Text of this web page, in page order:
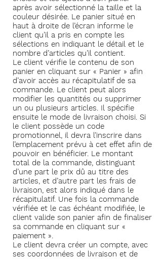
après avoir sélectionné la taille et la
couleur désirée. Le panier situé en
haut à droite de l’écran informe le
client qu’il a pris en compte les
sélections en indiquant le détail et le
nombre d’articles qu’il contient.
Le client vérifie le contenu de son
panier en cliquant sur « Panier » afin
d’avoir accès au récapitulatif de sa
commande. Le client peut alors
modifier les quantités ou supprimer
un ou plusieurs articles. Il spécifie
ensuite le mode de livraison choisi. Si
le client possède un code
promotionnel, il devra l’inscrire dans
l’emplacement prévu à cet effet afin de
pouvoir en bénéficier. Le montant
total de la commande, distinguant
d’une part le prix dû au titre des
articles, et d’autre part les frais de
livraison, est alors indiqué dans le
récapitulatif. Une fois la commande
vérifiée et le cas échéant modifiée, le
client valide son panier afin de finaliser
sa commande en cliquant sur «
paiement ».
Le client devra créer un compte, avec
ses coordonnées de livraison et de